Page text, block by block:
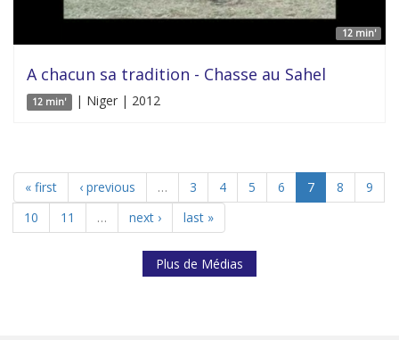
12 min'
A chacun sa tradition - Chasse au Sahel
12 min' | Niger | 2012
« first ‹ previous … 3 4 5 6 7 8
9
10
11 … next › last »
Plus de Médias